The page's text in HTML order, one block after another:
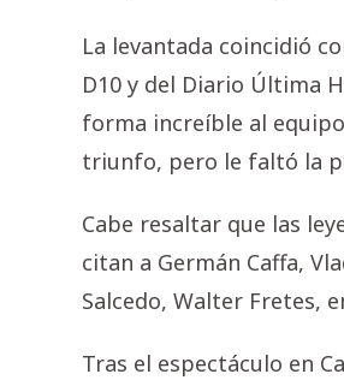
La levantada coincidió
D10 y del Diario Última
forma increíble al
triunfo, pero le faltó la
Cabe resaltar que las
citan a Germán Caffa,
Salcedo, Walter Fretes,
Tras el espectáculo en